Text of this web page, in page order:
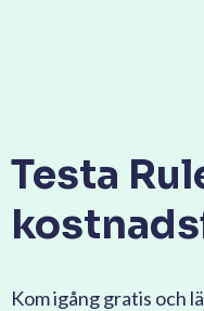
Testa
Kom igång gratis och